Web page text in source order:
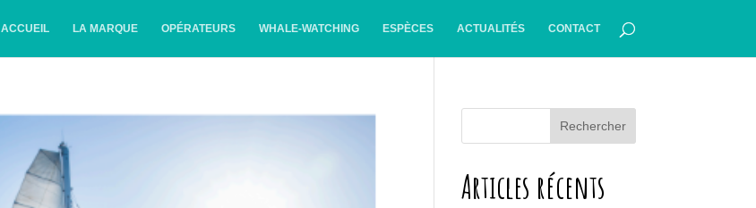
ACCUEIL LA MARQUE OPÉRATEURS WHALE-WATCHING ESPÈCES ACTUALITÉS CONTACT
Rechercher
Articles récents